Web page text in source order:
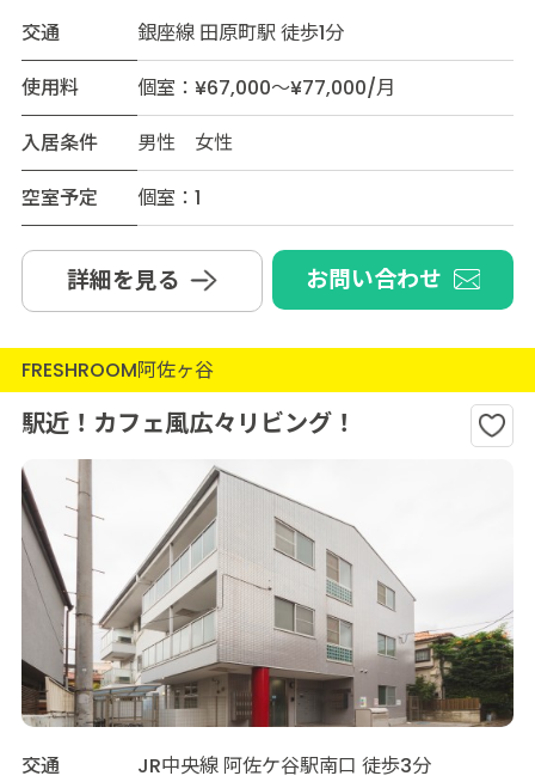
交通
銀座線 田原町駅 徒歩1分
使用料
個室：¥67,000～¥77,000/月
入居条件
男性 女性
空室予定
個室：1
詳細を見る お問い合わせ
FRESHROOM阿佐ヶ谷
駅近！カフェ風広々リビング！
交通
JR中央線 阿佐ケ谷駅南口 徒歩3分